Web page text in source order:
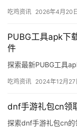
吃鸡资讯 2026年4月20日
PUBG工具apk下
件
探索最新PUBG工具
吃鸡资讯 2024年12月27
dnf手游礼包cn领
探索dnf手游礼包cn的